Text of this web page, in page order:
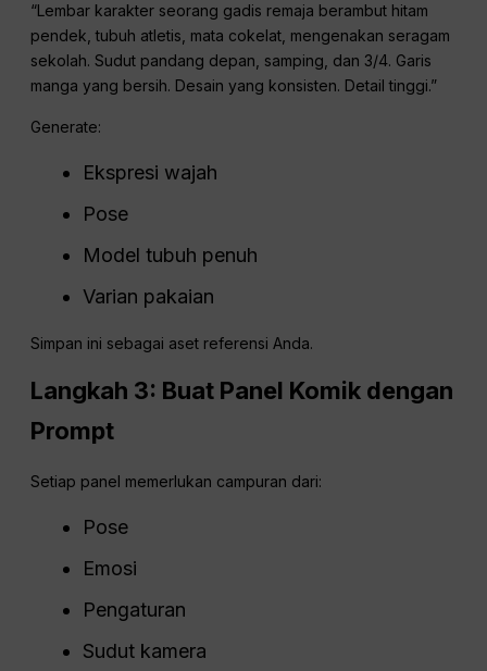
“Lembar karakter seorang gadis remaja berambut hitam
pendek, tubuh atletis, mata cokelat, mengenakan seragam
sekolah. Sudut pandang depan, samping, dan 3/4. Garis
manga yang bersih. Desain yang konsisten. Detail tinggi.”
Generate:
Ekspresi wajah
Pose
Model tubuh penuh
Varian pakaian
Simpan ini sebagai aset referensi Anda.
Langkah 3: Buat Panel Komik dengan
Prompt
Setiap panel memerlukan campuran dari:
Pose
Emosi
Pengaturan
Sudut kamera